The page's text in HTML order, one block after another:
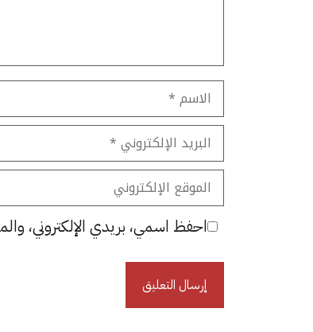
الاسم
البريد
الإلكتروني
الموقع
الإلكتروني
احفظ اسمي، بريدي الإلكتروني،